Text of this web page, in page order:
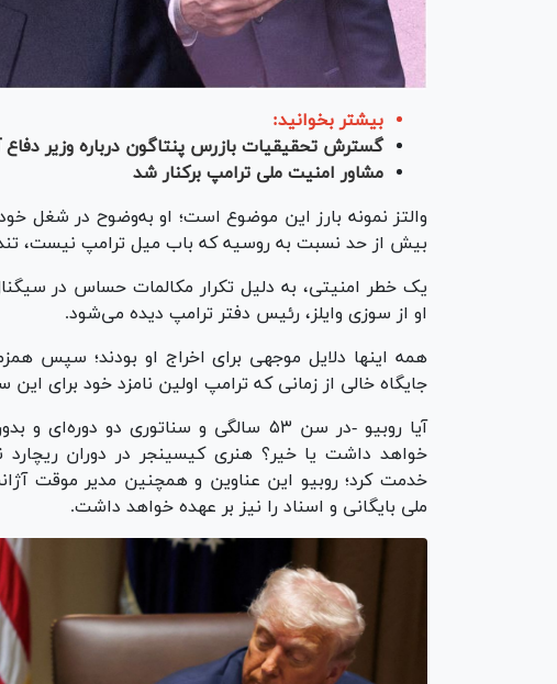
بیشتر بخوانید:
گسترش تحقیقیات بازرس پنتاگون درباره وزیر دفاع
مشاور امنیت ملی ترامپ برکنار شد
والتز نمونه بارز این موضوع است؛ او به‌وضوح در شغل
بیش از حد نسبت به روسیه که باب میل ترامپ نیست،
یک خطر امنیتی، به دلیل تکرار مکالمات حساس در
او از سوزی وایلز، رئیس دفتر ترامپ دیده می‌شود.
همه اینها دلایل موجهی برای اخراج او بودند؛ سپس
جایگاه خالی از زمانی که ترامپ اولین نامزد خود برای
آیا روبیو -در سن ۵۳ سالگی و سناتوری
خواهد داشت یا خیر؟ هنری کیسینجر در دوران ریچارد
خدمت کرد؛ روبیو این عناوین و همچنین مدیر موقت
ملی بایگانی و اسناد را نیز بر عهده خواهد داشت.